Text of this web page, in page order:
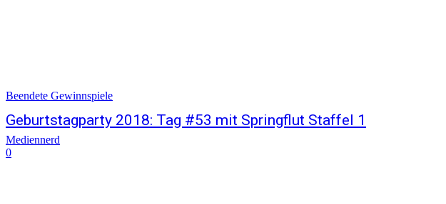
Beendete Gewinnspiele
Geburtstagparty 2018: Tag #53 mit Springflut Staffel 1
Mediennerd
0